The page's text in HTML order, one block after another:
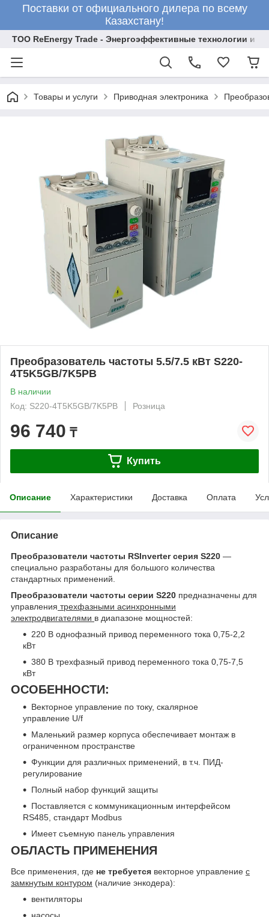
Поставки от официального дилера по всему
Казахстану!
ТОО ReEnergy Trade - Энергоэффективные технологии и
Товары и услуги Приводная электроника
Преобразователь частоты 5.5/7.5 кВт S220-
4T5K5GB/7K5PB
В наличии
Код: S220-4T5K5GB/7K5PB
Розница
96 740 ₸
Купить
Описание Характеристики Доставка Оплата
Описание
Преобразователи частоты RSInverter серия S220 —
специально разработаны для большого количества
стандартных применений.
Преобразователи частоты серии S220 предназначены для
управления трехфазными асинхронными
электродвигателями в диапазоне мощностей:
220 В однофазный привод переменного тока 0,75-2,2
кВт
380 В трехфазный привод переменного тока 0,75-7,5
кВт
ОСОБЕННОСТИ:
Векторное управление по току, скалярное
управление U/f
Маленький размер корпуса обеспечивает монтаж в
ограниченном пространстве
Функции для различных применений, в т.ч. ПИД-
регулирование
Полный набор функций защиты
Поставляется с коммуникационным интерфейсом
RS485, стандарт Modbus
Имеет съемную панель управления
ОБЛАСТЬ ПРИМЕНЕНИЯ
Все применения, где не требуется векторное управление с
замкнутым контуром (наличие энкодера):
вентиляторы